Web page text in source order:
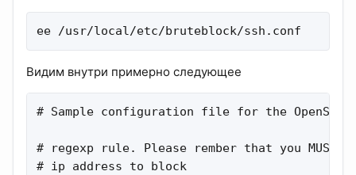
ee /usr/local/etc/bruteblock/ssh.conf
Видим внутри примерно следующее
# Sample configuration file for the OpenSSH
# regexp rule. Please rember that you MUST
# ip address to block